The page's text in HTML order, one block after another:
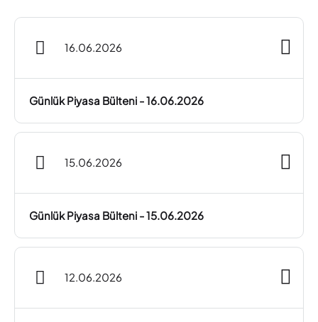
16.06.2026
Günlük Piyasa Bülteni - 16.06.2026
15.06.2026
Günlük Piyasa Bülteni - 15.06.2026
12.06.2026